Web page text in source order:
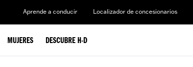
Aprende a conducir Localizador de concesionarios
MUJERES DESCUBRE H-D